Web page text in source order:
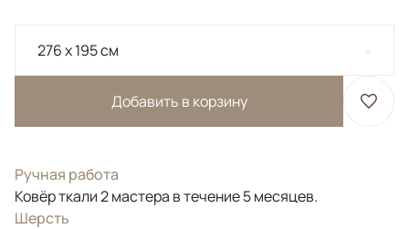
276 x 195 см
Добавить в корзину
Ручная работа
Ковёр ткали 2 мастера в течение 5 месяцев.
Шерсть